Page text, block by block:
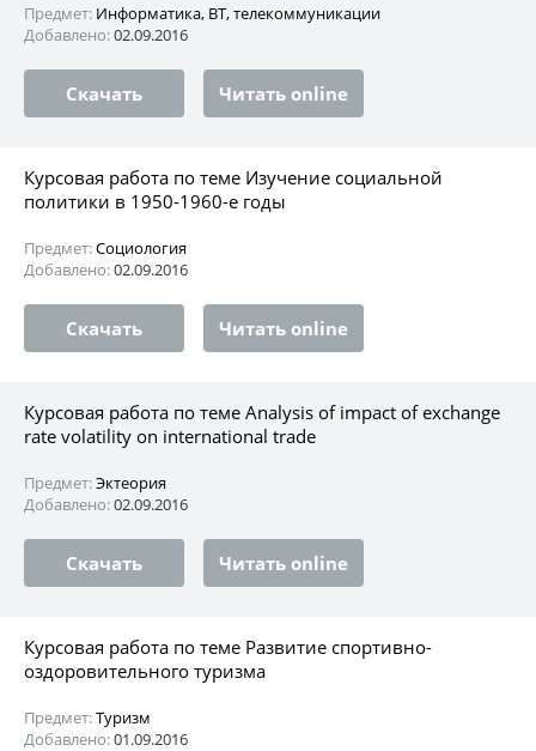
Предмет: Информатика, ВТ, телекоммуникации
Добавлено:02.09.2016
Скачать Читать online
Курсовая работа по теме Изучение социальной
политики в 1950-1960-е годы
Предмет:Социология
Добавлено:02.09.2016
Скачать Читать online
Курсовая работа по теме Analysis of impact of exchange
rate volatility on international trade
Предмет:Эктеория
Добавлено:02.09.2016
Скачать Читать online
Курсовая работа по теме Развитие спортивно-
оздоровительного туризма
Предмет:Туризм
Добавлено:01.09.2016